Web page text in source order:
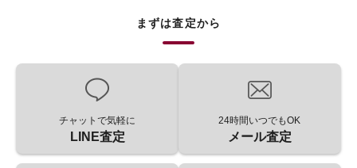
まずは査定から
チャットで気軽に
LINE査定
24時間いつでもOK
メール査定